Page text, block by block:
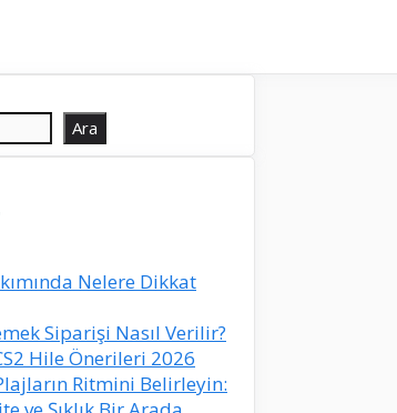
Ara
Nelere Dikkat
Siparişi Nasıl Verilir?
Hile Önerileri 2026
Ritmini Belirleyin: